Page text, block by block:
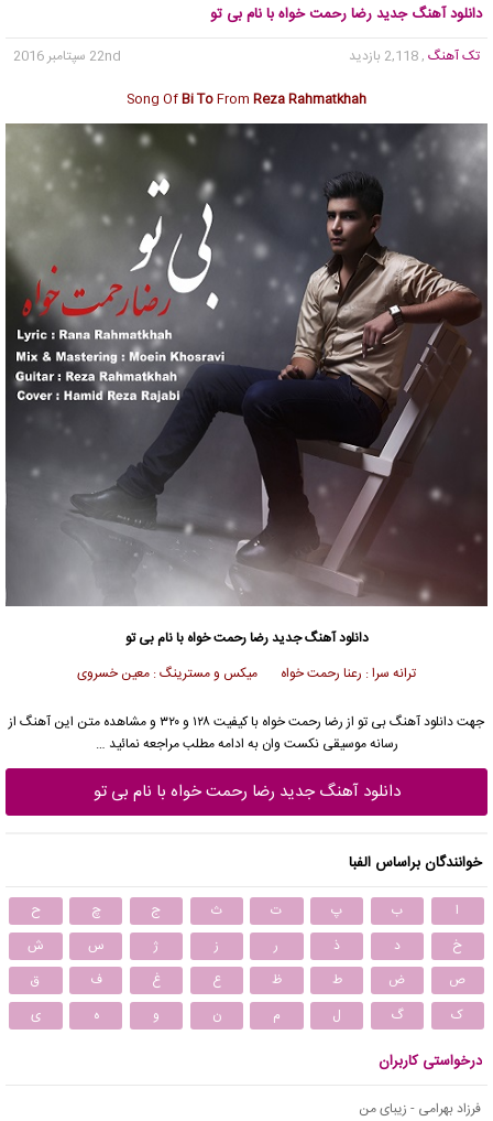
دانلود آهنگ جدید رضا رحمت خواه با نام بی تو
تک آهنگ , 2,118 بازدید
22nd سپتامبر 2016
Song OfBi ToFrom Reza Rahmatkhah
دانلود آهنگ جدیدرضا رحمت خواه با نام بی تو
ترانه سرا : رعنا رحمت خواه میکس و مسترینگ : معین خسروی
جهت دانلود آهنگ بی تو از رضا رحمت خواه
با کیفیت ۱۲۸ و ۳۲۰ و مشاهده متن این آهنگ از
رسانه موسیقی نکست وان به ادامه مطلب مراجعه نمائید …
دانلود آهنگ جدید رضا رحمت خواه با نام بی تو
خوانندگان براساس الفبا
ا ب پ ت ث ج چ
ح
خ
د ذ ر ز ژ س
ش
ص
ض ط ظ ع غ ف
ق
ک
گ ل م ن و ه ی
درخواستی کاربران
فرزاد بهرامی - زیبای من